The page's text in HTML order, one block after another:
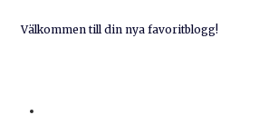
Välkommen till din nya favoritblogg!